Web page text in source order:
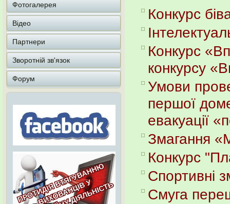
Фотогалерея
Відео
Партнери
Зворотній зв'язок
Форум
Конкурс
Конкурс
конкурсу
Умови
першої
евакуації
Змагання
Конкурс
Спортивні
Смуга